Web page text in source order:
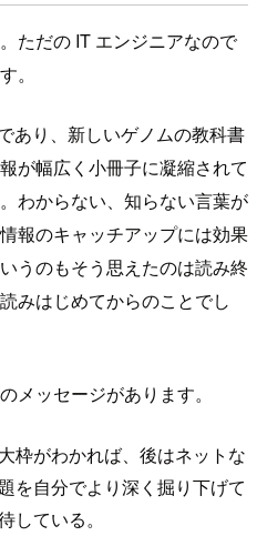
ただの IT エンジニアなので
。
あり、新しいゲノムの教科書
が幅広く小冊子に凝縮されて
わからない、知らない言葉が
報のキャッチアップには効果
うのもそう思えたのは読み終
みはじめてからのことでし
メッセージがあります。
枠がわかれば、後はネットな
を自分でより深く掘り下げて
している。